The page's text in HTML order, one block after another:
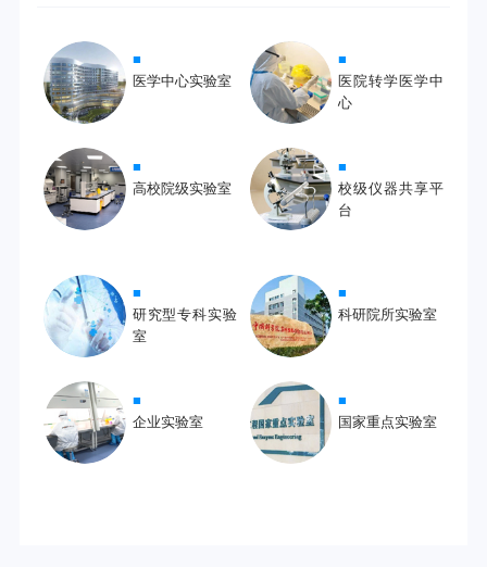
■
医学中心实验室
■
医院转学医学中
心
■
高校院级实验室
■
校级仪器共享平
台
■
研究型专科实验
室
■
科研院所实验室
■
企业实验室
■
国家重点实验室